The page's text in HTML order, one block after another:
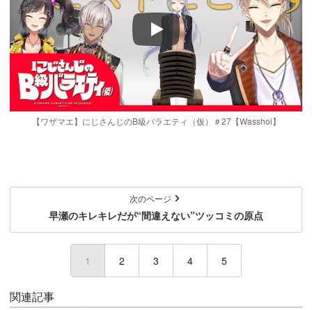
Play
【ワザマエ】にじさんじのB級バラエティ（仮）＃27【Wasshoi】
次のページ
早瀬のキレキレだが“間違えない”ツッコミの原点
1 (current)
2 3 4 5
関連記事